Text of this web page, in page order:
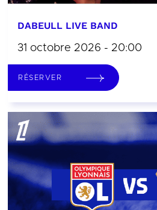
DABEULL LIVE BAND
31 octobre 2026 - 20:00
RÉSERVER